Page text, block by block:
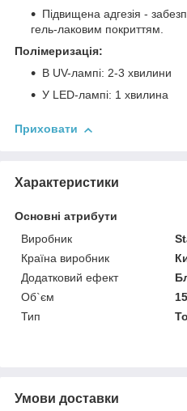
Підвищена адгезія -
гель-лаковим покриттям.
Полімеризація:
В UV-лампі: 2-3 хвилини
У LED-лампі: 1 хвилина
Приховати
Характеристики
Основні атрибути
Виробник
Країна виробник
Додатковий ефект
Об`єм
Тип
Умови доставки